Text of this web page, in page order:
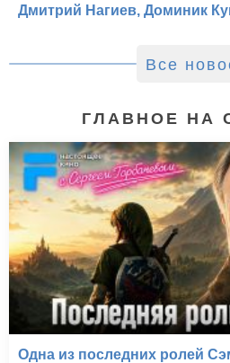
Дмитрий Нагиев, Доминик
Все
ГЛАВНОЕ НА
Одна из последних ролей